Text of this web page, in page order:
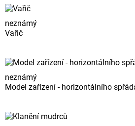
neznámý
Vařič
neznámý
Model zařízení - horizontálního